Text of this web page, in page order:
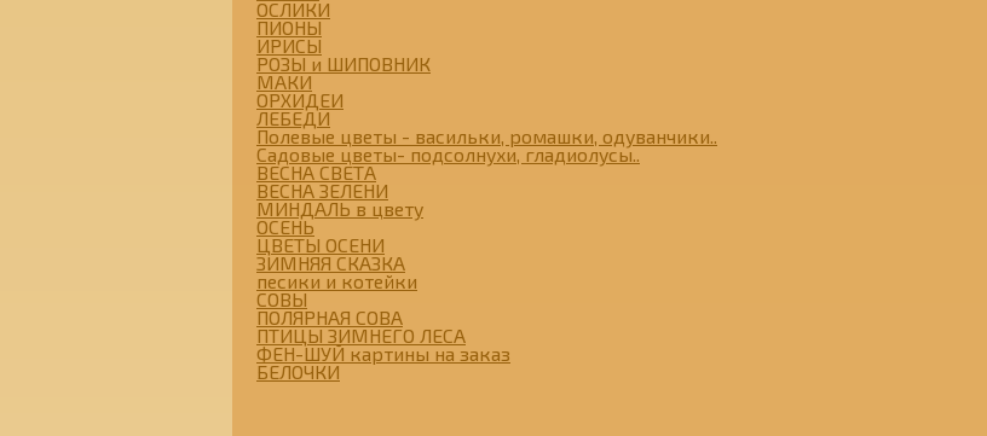
ОСЛИКИ
ПИОНЫ
ИРИСЫ
РОЗЫ и ШИПОВНИК
МАКИ
ОРХИДЕИ
ЛЕБЕДИ
Полевые цветы - васильки, ромашки, одуванчики..
Садовые цветы- подсолнухи, гладиолусы..
ВЕСНА СВЕТА
ВЕСНА ЗЕЛЕНИ
МИНДАЛЬ в цвету
ОСЕНЬ
ЦВЕТЫ ОСЕНИ
ЗИМНЯЯ СКАЗКА
песики и котейки
СОВЫ
ПОЛЯРНАЯ СОВА
ПТИЦЫ ЗИМНЕГО ЛЕСА
ФЕН-ШУЙ картины на заказ
БЕЛОЧКИ